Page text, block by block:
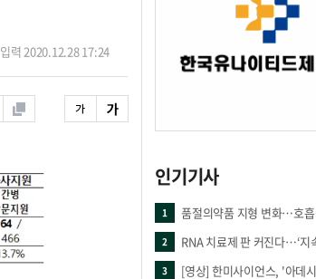
입력 2020.12.28 17:24
인기기사
1
2
3